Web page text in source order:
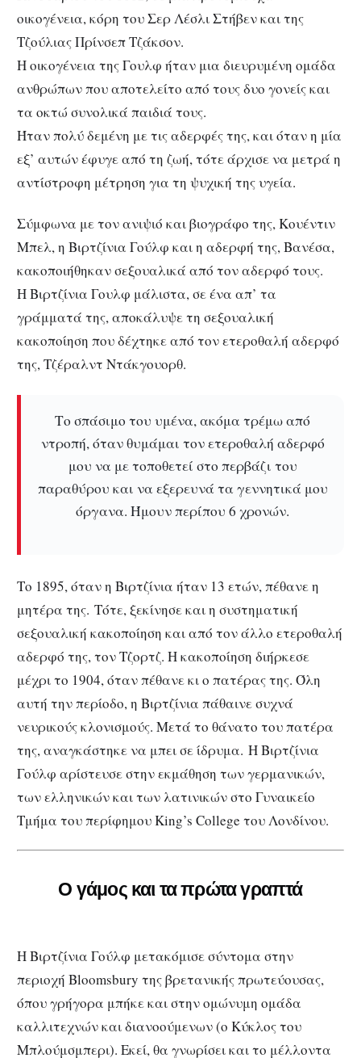
οικογένεια, κόρη του Σερ Λέσλι Στήβεν και της
Τζούλιας Πρίνσεπ Τζάκσον.
Η οικογένεια της Γουλφ ήταν μια διευρυμένη ομάδα
ανθρώπων που αποτελείτο από τους δυο γονείς και
τα οκτώ συνολικά παιδιά τους.
Ήταν πολύ δεμένη με τις αδερφές της, και όταν η μία
εξ’ αυτών έφυγε από τη ζωή, τότε άρχισε να μετρά η
αντίστροφη μέτρηση για τη ψυχική της υγεία.
Σύμφωνα με τον ανιψιό και βιογράφο της, Κουέντιν
Μπελ, η Βιρτζίνια Γούλφ και η αδερφή της, Βανέσα,
κακοποιήθηκαν σεξουαλικά από τον αδερφό τους.
Η Βιρτζίνια Γουλφ μάλιστα, σε ένα απ’ τα
γράμματά της, αποκάλυψε τη σεξουαλική
κακοποίηση που δέχτηκε από τον ετεροθαλή αδερφό
της, Τζέραλντ Ντάκγουορθ.
Το σπάσιμο του υμένα, ακόμα τρέμω από
ντροπή, όταν θυμάμαι τον ετεροθαλή αδερφό
μου να με τοποθετεί στο περβάζι του
παραθύρου και να εξερευνά τα γεννητικά μου
όργανα. Ήμουν περίπου 6 χρονών.
Το 1895, όταν η Βιρτζίνια ήταν 13 ετών, πέθανε η
μητέρα της. Τότε, ξεκίνησε και η συστηματική
σεξουαλική κακοποίηση και από τον άλλο ετεροθαλή
αδερφό της, τον Τζορτζ. Η κακοποίηση διήρκεσε
μέχρι το 1904, όταν πέθανε κι ο πατέρας της. Όλη
αυτή την περίοδο, η Βιρτζίνια πάθαινε συχνά
νευρικούς κλονισμούς. Μετά το θάνατο του πατέρα
της, αναγκάστηκε να μπει σε ίδρυμα. Η Βιρτζίνια
Γούλφ αρίστευσε στην εκμάθηση των γερμανικών,
των ελληνικών και των λατινικών στο Γυναικείο
Τμήμα του περίφημου King’s College του Λονδίνου.
Ο γάμος και τα πρώτα γραπτά
Η Βιρτζίνια Γούλφ μετακόμισε σύντομα στην
περιοχή Bloomsbury της βρετανικής πρωτεύουσας,
όπου γρήγορα μπήκε και στην ομώνυμη ομάδα
καλλιτεχνών και διανοούμενων (ο Κύκλος του
Μπλούμσμπερι). Εκεί, θα γνωρίσει και το μέλλοντα